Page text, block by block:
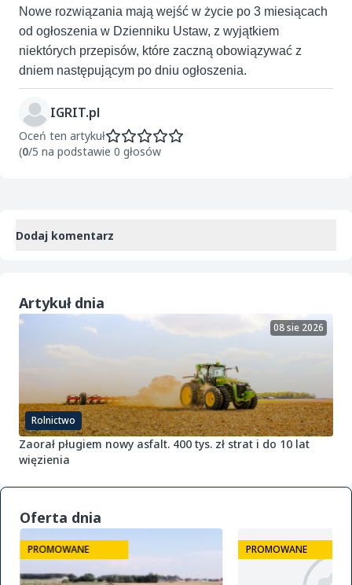
Nowe rozwiązania mają wejść w życie po 3 miesiącach
od ogłoszenia w Dzienniku Ustaw, z wyjątkiem
niektórych przepisów, które zaczną obowiązywać z
dniem następującym po dniu ogłoszenia.
IGRIT.pl
Oceń ten artykuł
(0/5 na podstawie 0 głosów
Dodaj komentarz
Artykuł dnia
Rolnictwo
08 sie 2026
Zaorał pługiem nowy asfalt. 400 tys. zł strat i do 10 lat
więzienia
Oferta dnia
PROMOWANE PROMOWANE